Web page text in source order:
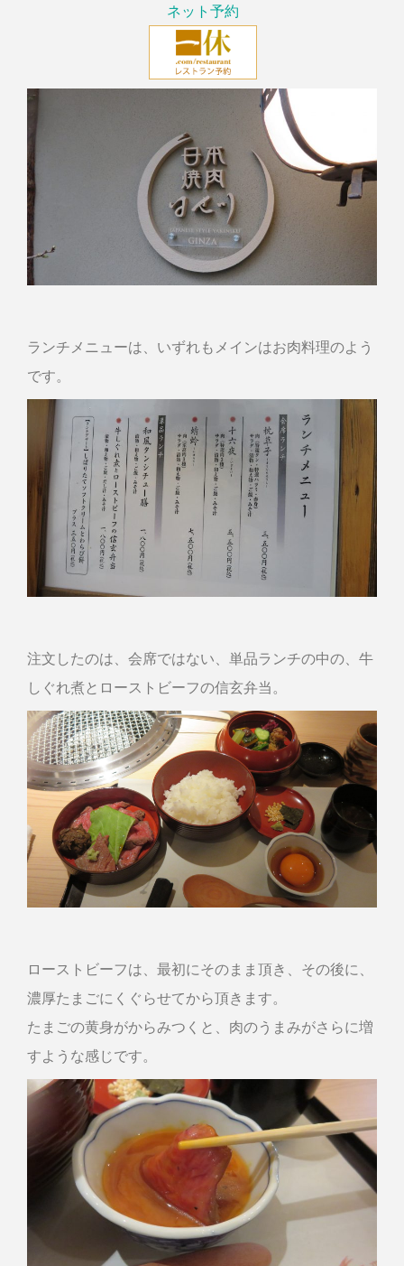
ネット予約
ランチメニューは、いずれもメインはお肉料理のよう
です。
注文したのは、会席ではない、単品ランチの中の、牛
しぐれ煮とローストビーフの信玄弁当。
ローストビーフは、最初にそのまま頂き、その後に、
濃厚たまごにくぐらせてから頂きます。
たまごの黄身がからみつくと、肉のうまみがさらに増
すような感じです。